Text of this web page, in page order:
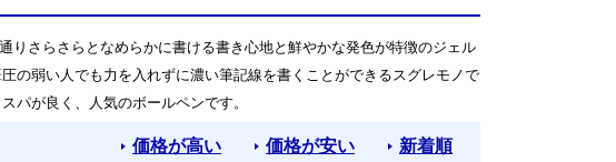
りさらさらとなめらかに書ける書き心地と鮮やかな発色が特徴のジェル
の弱い人でも力を入れずに濃い筆記線を書くことができるスグレモノで
パが良く、人気のボールペンです。
価格が高い 価格が安い 新着順